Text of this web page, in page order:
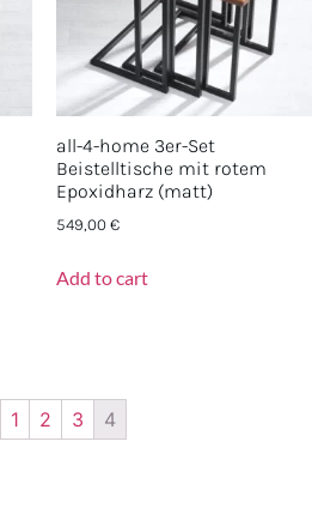
all-4-home 3er-Set
Beistelltische mit rotem
Epoxidharz (matt)
549,00€
Add to cart
1 2 3 4